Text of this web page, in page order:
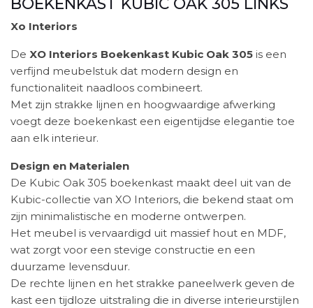
BOEKENKAST KUBIC OAK 305 LINKS
Xo Interiors
De XO Interiors Boekenkast Kubic Oak 305 is een
verfijnd meubelstuk dat modern design en
functionaliteit naadloos combineert.
Met zijn strakke lijnen en hoogwaardige afwerking
voegt deze boekenkast een eigentijdse elegantie toe
aan elk interieur.
Design en Materialen
De Kubic Oak 305 boekenkast maakt deel uit van de
Kubic-collectie van XO Interiors, die bekend staat om
zijn minimalistische en moderne ontwerpen.
Het meubel is vervaardigd uit massief hout en MDF,
wat zorgt voor een stevige constructie en een
duurzame levensduur.
De rechte lijnen en het strakke paneelwerk geven de
kast een tijdloze uitstraling die in diverse interieurstijlen